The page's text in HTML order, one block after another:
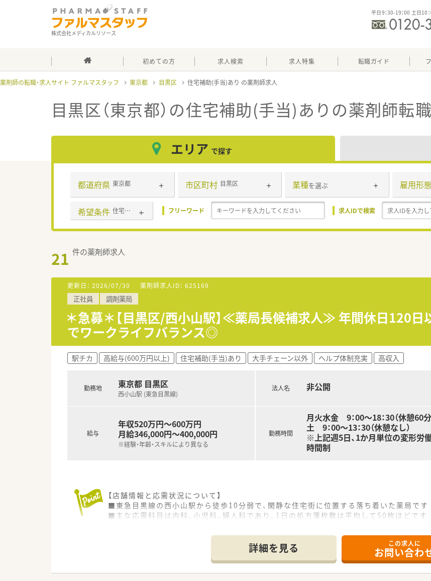
株式会社メディカルリソース
平日9：30-19：00 土日10
初めての方 求人検索 求人特集 転職ガイド
薬剤師の転職・求人サイト ファルマスタッフ 東京都 目黒区 住宅補助(手当)あり
目黒区（東京都）の住宅補助(手当)あり の薬剤師転
エリア で探す
都道府県 東京都 市区町村 目黒区 業種を選ぶ 雇用形
希望条件 住宅補助(手当)あり フリーワード 求人IDで検索
21 件の薬剤師求人
更新日： 2026/07/30 薬剤師求人ID： 625169
正社員 調剤薬局
＊急募＊【目黒区/西小山駅】≪薬局長候補求人≫ 年間休日120
でワークライフバランス◎
駅チカ 高給与(600万円以上) 住宅補助(手当)あり 大手チェーン以外 ヘルプ体制充実 高収入
勤務地 東京都 目黒区
西小山駅 (東急目黒線)
給与
年収520万円～600万円
月給346,000円～400,000円
※経験・年齢・スキルにより異なる
法人名 非公開
勤務時間
月火水金 9：00～18：30（休憩60分
土 9：00～13：30（休憩なし）
※上記週5日、1か月単位の変形労
時間制
【店舗情報と応需状況について】
■東急目黒線の西小山駅から徒歩10分弱で、閑静な住宅街に位置する落ち着いた薬局です
■主な応需科目は内科、小児科、婦人科であり、1日の処方箋枚数は平均して50枚ほどです
■店舗の運営を将来的に担っていただく、薬局長候補として活躍できる方を欠員補充のた
■患者様や医療機関、スタッフと良好な関係性を築き、主体的に店舗を牽引できる方を求
■少人数体制のため、周囲のスタッフと円滑なコミュニケーションを取り、協力して業務
詳細を見る この求人に
お問い合わ